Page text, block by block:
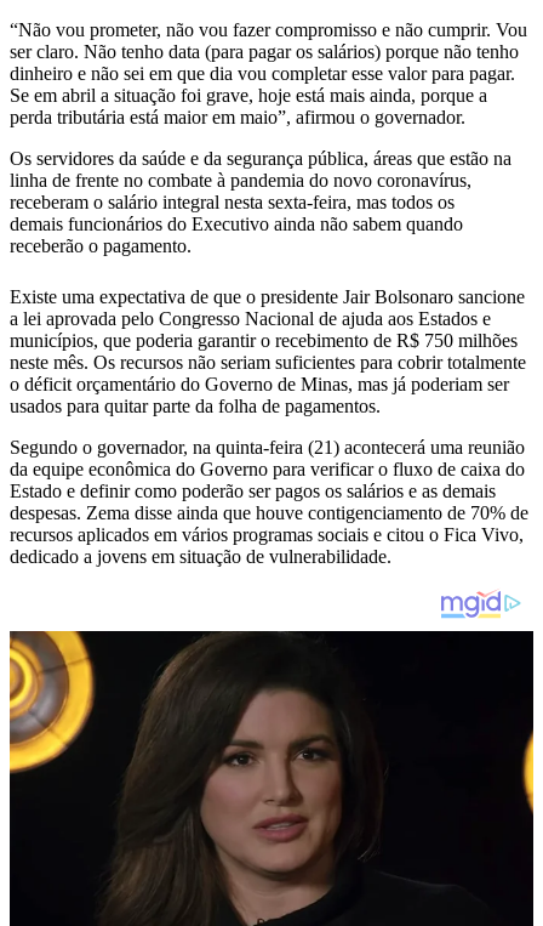
“Não vou prometer, não vou fazer compromisso e não cumprir. Vou
ser claro. Não tenho data (para pagar os salários) porque não tenho
dinheiro e não sei em que dia vou completar esse valor para pagar.
Se em abril a situação foi grave, hoje está mais ainda, porque a
perda tributária está maior em maio”, afirmou o governador.
Os servidores da saúde e da segurança pública, áreas que estão na
linha de frente no combate à pandemia do novo coronavírus,
receberam o salário integral nesta sexta-feira, mas todos os
demais funcionários do Executivo ainda não sabem quando
receberão o pagamento.
Existe uma expectativa de que o presidente Jair Bolsonaro sancione
a lei aprovada pelo Congresso Nacional de ajuda aos Estados e
municípios, que poderia garantir o recebimento de R$ 750 milhões
neste mês. Os recursos não seriam suficientes para cobrir totalmente
o déficit orçamentário do Governo de Minas, mas já poderiam ser
usados para quitar parte da folha de pagamentos.
Segundo o governador, na quinta-feira (21) acontecerá uma reunião
da equipe econômica do Governo para verificar o fluxo de caixa do
Estado e definir como poderão ser pagos os salários e as demais
despesas. Zema disse ainda que houve contigenciamento de 70% de
recursos aplicados em vários programas sociais e citou o Fica Vivo,
dedicado a jovens em situação de vulnerabilidade.